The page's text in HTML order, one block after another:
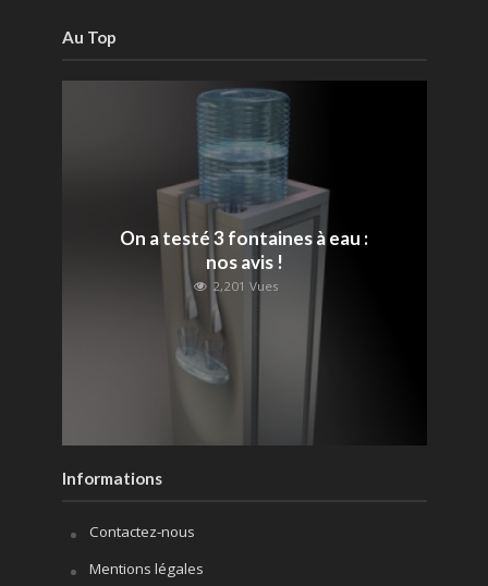
Au Top
On a testé 3 fontaines à eau :
nos avis !
2,201 Vues
Informations
Contactez-nous
Mentions légales